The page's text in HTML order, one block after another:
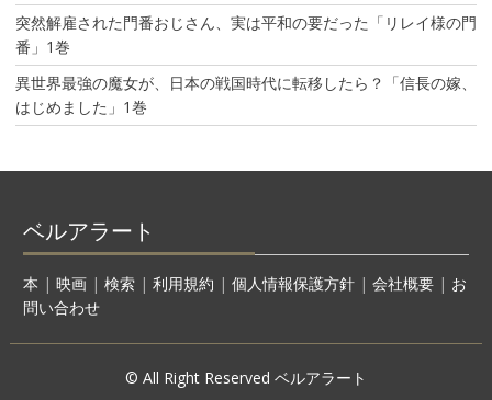
突然解雇された門番おじさん、実は平和の要だった「リレイ様の門
番」1巻
異世界最強の魔女が、日本の戦国時代に転移したら？「信長の嫁、
はじめました」1巻
ベルアラート
本 | 映画| 検索| 利用規約 | 個人情報保護方針| 会社概要| お
問い合わせ
© All Right Reserved ベルアラート